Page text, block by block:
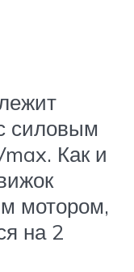
силовым
Как и
мотором,
на 2